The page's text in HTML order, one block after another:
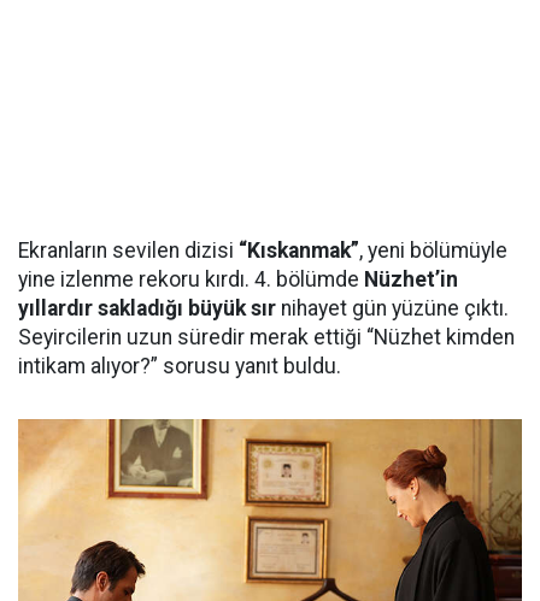
Ekranların sevilen dizisi “Kıskanmak”, yeni bölümüyle
yine izlenme rekoru kırdı. 4. bölümde Nüzhet’in
yıllardır sakladığı büyük sır nihayet gün yüzüne çıktı.
Seyircilerin uzun süredir merak ettiği “Nüzhet kimden
intikam alıyor?” sorusu yanıt buldu.